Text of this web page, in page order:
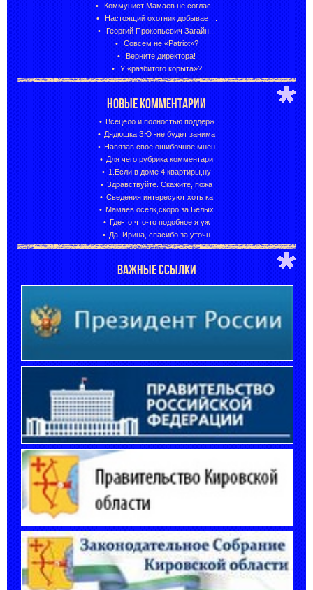
Коммунист Мамаев не соглас...
Настоящий охотник добывает...
Георгий Прокопьевич Загайн...
Совсем не «Patriot»?
Верните директора!
У «разбитого корыта»?
НОВЫЕ КОММЕНТАРИИ
Всецело и полностью поддерж
Дядюшка ЗЮ -не будет занима
Навязав свое ошибочное мнен
Для чего рубрика комментари
1.Если в доме 4 квартиры,ну
Здравствуйте. Скажите, пожа
Сведения интересуют хоть ка
Мамаев осёлк,скоро за Белых
Где-то что-то подобное я уж
Да, Ирина, спасибо за уточн
ВАЖНЫЕ ССЫЛКИ